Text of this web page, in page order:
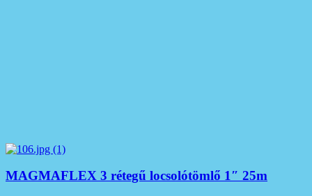
MAGMAFLEX 3 rétegű locsolótömlő 1″ 25m